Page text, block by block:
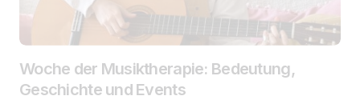
Woche der Musiktherapie: Bedeutung,
Geschichte und Events